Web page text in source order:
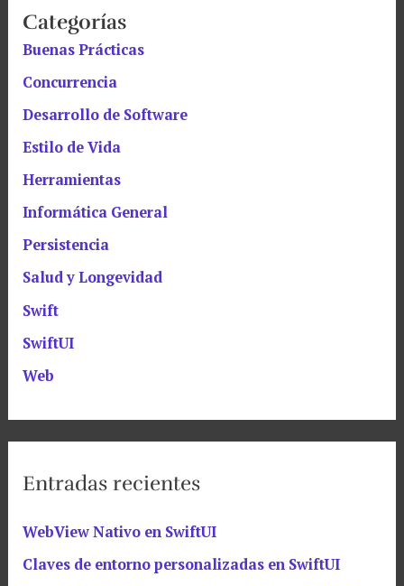
Categorías
Buenas Prácticas
Concurrencia
Desarrollo de Software
Estilo de Vida
Herramientas
Informática General
Persistencia
Salud y Longevidad
Swift
SwiftUI
Web
Entradas recientes
WebView Nativo en SwiftUI
Claves de entorno personalizadas en SwiftUI